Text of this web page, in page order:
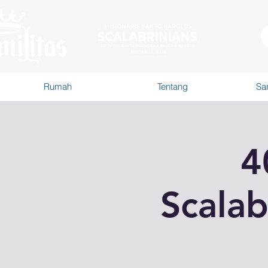
Rumah Tentang